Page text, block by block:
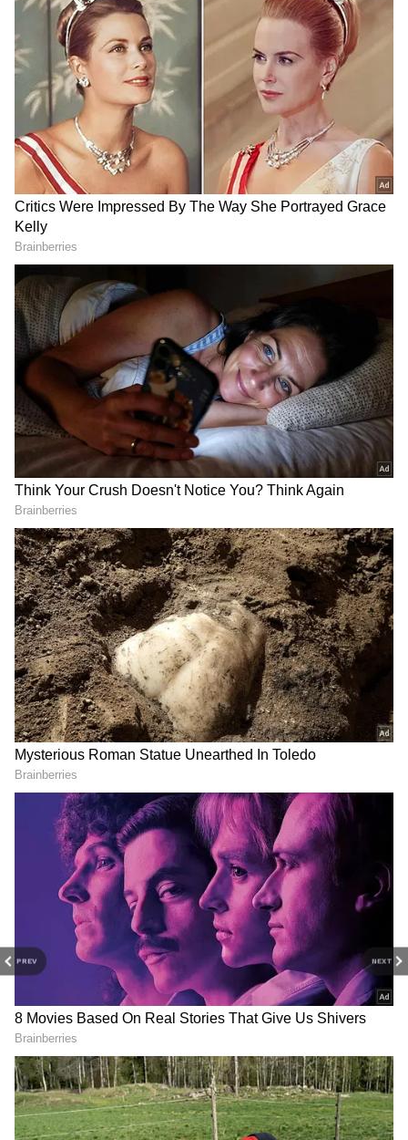
PREV NEXT
படத்தில் நடித்துள்ளார்.
Add Asianetnews Tamil as a Preferred
Source
4
Ajith, shalini
தமிழில் வெறும் ஐந்து படங்களில் மட்டுமே
நடித்த ஷாலினி அத்துடன் சினிமாவை
விட்டு விலகிவிட்டார். அதில் அவரது
வாழ்க்கையில் மிகப்பெரிய
திருப்புமுனையாக அமைந்த படம் என்றால்
அது சரண் இயக்கத்தில் கடந்த 1999-ம்
ஆண்டு அவர் நடித்த அமர்க்களம்
திரைப்படம் தான். இப்படத்தின் மூலம் தான்
நடிகர் அஜித்துக்கும் நடிகை ஷாலினிக்கும்
இடையே காதல் மலர்ந்தது. இப்படம் ரிலீஸ்
ஆன அடுத்த ஆண்டு அஜித் - ஷாலினி
இருவரும் திருமணம் செய்துகொண்டனர்.
இதையும் படியுங்கள்...Vishal about Varalaxmi
: வரலட்சுமியின் நிச்சயதார்த்தம் பற்றிய
கேள்வி; ஒளிவு மறைவின்றி ஓப்பனாக
பதிலளித்த விஷால்